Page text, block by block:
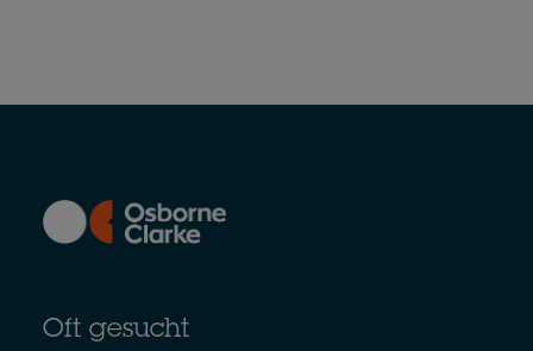
Oft gesucht